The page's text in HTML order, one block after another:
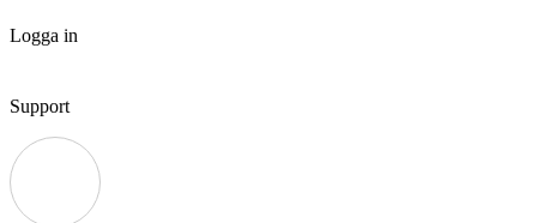
Logga in
Support